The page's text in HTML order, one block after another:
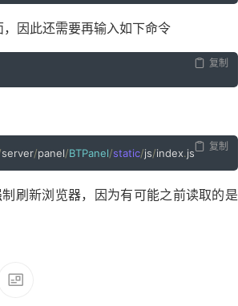
因此还需要再输入如下命令
复制
复制
server/panel/BTPanel/static/js/index.js
刷新浏览器，因为有可能之前读取的是